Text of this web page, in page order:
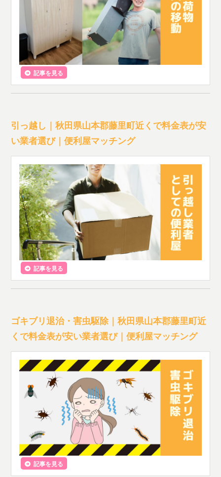
記事を見る
引っ越し｜秋田県山本郡藤里町近くで料金表が安
い業者選び｜便利屋マッチング
記事を見る
ゴキブリ退治・害虫駆除｜秋田県山本郡藤里町近
くで料金表が安い業者選び｜便利屋マッチング
記事を見る